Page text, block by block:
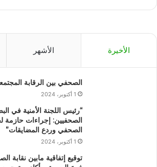
الأخيرة الأشهر
الصحفي بين الرقابة
1 أكتوبر، 2024
“رئيس اللجنة الأمنية في
الصحفيين: إجراءات حازمة
الصحفي وردع المضايقات”
1 أكتوبر، 2024
توقيع إتفاقية مابين نقابة